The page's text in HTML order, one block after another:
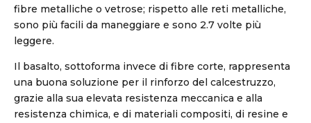
fibre metalliche o vetrose; rispetto alle reti metalliche,
sono più facili da maneggiare e sono 2.7 volte più
leggere.
Il basalto, sottoforma invece di fibre corte, rappresenta
una buona soluzione per il rinforzo del calcestruzzo,
grazie alla sua elevata resistenza meccanica e alla
resistenza chimica, e di materiali compositi, di resine e